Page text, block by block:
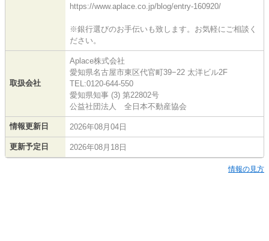
https://www.aplace.co.jp/blog/entry-160920/
※銀行選びのお手伝いも致します。お気軽にご相談く
ださい。
取扱会社
Aplace株式会社
愛知県名古屋市東区代官町39−22 太洋ビル2F
TEL:0120-644-550
愛知県知事 (3) 第22802号
公益社団法人 全日本不動産協会
情報更新日 2026年08月04日
更新予定日 2026年08月18日
情報の見方